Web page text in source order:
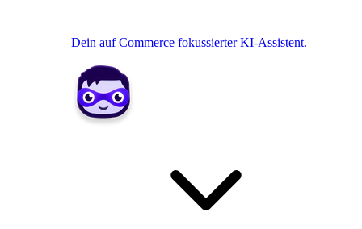
Dein auf Commerce fokussierter KI-Assistent.